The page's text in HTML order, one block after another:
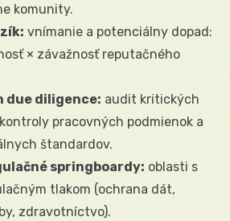
komunity.
vnímanie a potenciálny dopad:
× závažnosť reputačného
due diligence: audit kritických
pracovných podmienok a
štandardov.
springboardy: oblasti s
tlakom (ochrana dát,
zdravotníctvo).